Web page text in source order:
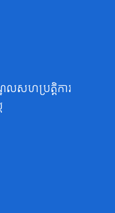
លសហប្រត្តិការ